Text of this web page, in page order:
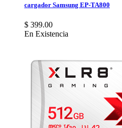
cargador Samsung EP-TA800
$ 399.00
En Existencia